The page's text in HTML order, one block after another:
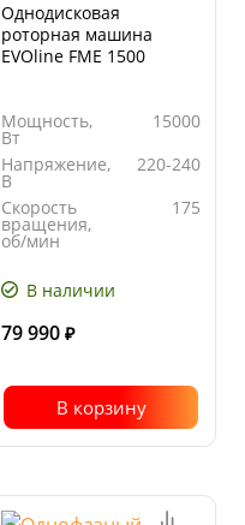
Однодисковая
роторная машина
EVOline FME 1500
Мощность,
Вт
15000
Напряжение,
В
220-240
Скорость
вращения,
об/мин
175
щетки/пэда,
мм В наличии
79 990 ₽
В корзину